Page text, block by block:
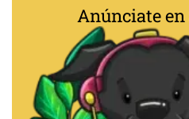
Anúnciate en